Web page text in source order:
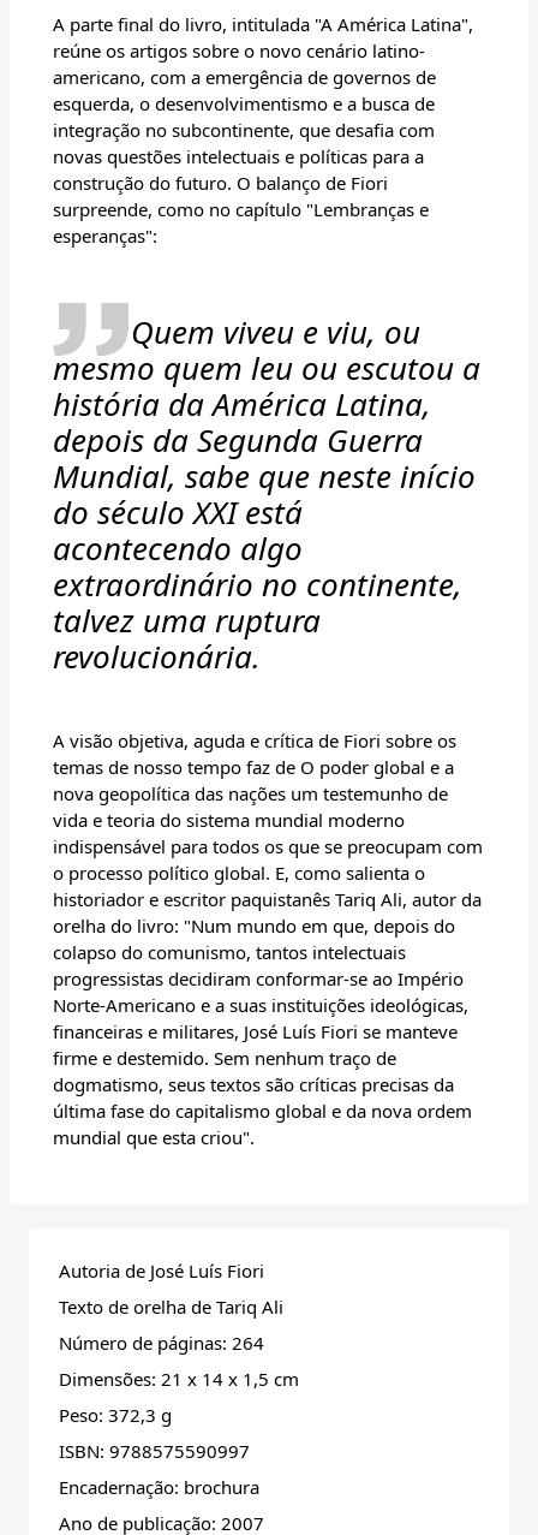
A parte final do livro, intitulada "A América Latina",
reúne os artigos sobre o novo cenário latino-
americano, com a emergência de governos de
esquerda, o desenvolvimentismo e a busca de
integração no subcontinente, que desafia com
novas questões intelectuais e políticas para a
construção do futuro. O balanço de Fiori
surpreende, como no capítulo "Lembranças e
esperanças":
Quem viveu e viu, ou
mesmo quem leu ou escutou a
história da América Latina,
depois da Segunda Guerra
Mundial, sabe que neste início
do século XXI está
acontecendo algo
extraordinário no continente,
talvez uma ruptura
revolucionária.
A visão objetiva, aguda e crítica de Fiori sobre os
temas de nosso tempo faz de O poder global e a
nova geopolítica das nações um testemunho de
vida e teoria do sistema mundial moderno
indispensável para todos os que se preocupam com
o processo político global. E, como salienta o
historiador e escritor paquistanês Tariq Ali, autor da
orelha do livro: "Num mundo em que, depois do
colapso do comunismo, tantos intelectuais
progressistas decidiram conformar-se ao Império
Norte-Americano e a suas instituições ideológicas,
financeiras e militares, José Luís Fiori se manteve
firme e destemido. Sem nenhum traço de
dogmatismo, seus textos são críticas precisas da
última fase do capitalismo global e da nova ordem
mundial que esta criou".
Autoria de José Luís Fiori
Texto de orelha de Tariq Ali
Número de páginas: 264
Dimensões: 21 x 14 x 1,5 cm
Peso: 372,3 g
ISBN: 9788575590997
Encadernação: brochura
Ano de publicação: 2007